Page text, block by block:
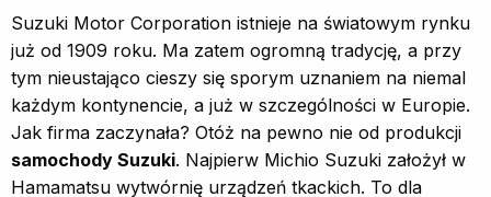
Suzuki Motor Corporation istnieje na światowym rynku
już od 1909 roku. Ma zatem ogromną tradycję, a przy
tym nieustająco cieszy się sporym uznaniem na niemal
każdym kontynencie, a już w szczególności w Europie.
Jak firma zaczynała? Otóż na pewno nie od produkcji
samochody Suzuki. Najpierw Michio Suzuki założył w
Hamamatsu wytwórnię urządzeń tkackich. To dla